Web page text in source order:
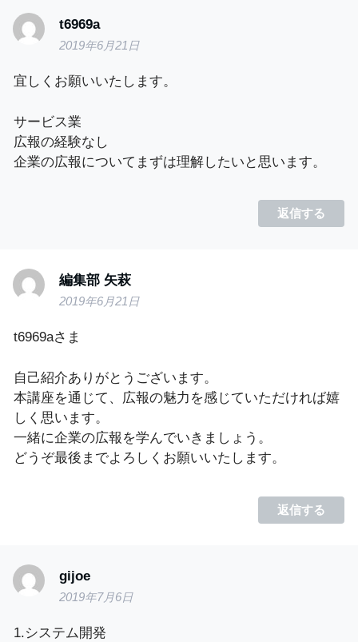
t6969a
2019年6月21日
宜しくお願いいたします。
サービス業
広報の経験なし
企業の広報についてまずは理解したいと思います。
返信する
編集部 矢萩
2019年6月21日
t6969aさま
自己紹介ありがとうございます。
本講座を通じて、広報の魅力を感じていただければ嬉
しく思います。
一緒に企業の広報を学んでいきましょう。
どうぞ最後までよろしくお願いいたします。
返信する
gijoe
2019年7月6日
1.システム開発